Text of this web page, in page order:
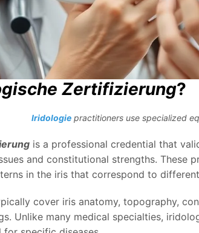
Zertifizierung?
Iridologie practitioners use specialized
is a professional credential that
and constitutional strengths. These
in the iris that correspond to
cover iris anatomy, topography,
Unlike many medical specialties,